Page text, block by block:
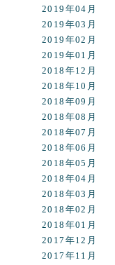
2019年04月
2019年03月
2019年02月
2019年01月
2018年12月
2018年10月
2018年09月
2018年08月
2018年07月
2018年06月
2018年05月
2018年04月
2018年03月
2018年02月
2018年01月
2017年12月
2017年11月